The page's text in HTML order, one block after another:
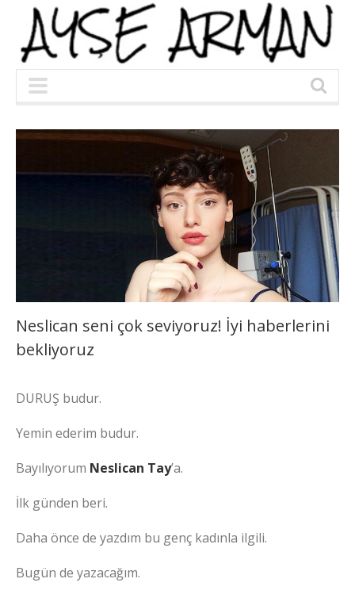
Neslican seni çok seviyoruz! İyi haberlerini
bekliyoruz
DURUŞ budur.
Yemin ederim budur.
Bayılıyorum Neslican Tay’a.
İlk günden beri.
Daha önce de yazdım bu genç kadınla ilgili.
Bugün de yazacağım.